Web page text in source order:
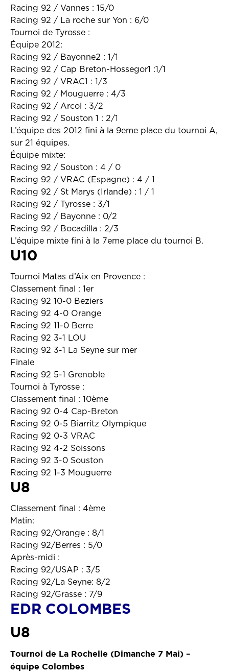
Racing 92 / Vannes : 15/0
Racing 92 / La roche sur Yon : 6/0
Tournoi de Tyrosse :
Équipe 2012:
Racing 92 / Bayonne2 : 1/1
Racing 92 / Cap Breton-Hossegor1 :1/1
Racing 92 / VRAC1 : 1/3
Racing 92 / Mouguerre : 4/3
Racing 92 / Arcol : 3/2
Racing 92 / Souston 1 : 2/1
L’équipe des 2012 fini à la 9eme place du tournoi A,
sur 21 équipes.
Équipe mixte:
Racing 92 / Souston : 4 / 0
Racing 92 / VRAC (Espagne) : 4 / 1
Racing 92 / St Marys (Irlande) : 1 / 1
Racing 92 / Tyrosse : 3/1
Racing 92 / Bayonne : 0/2
Racing 92 / Bocadilla : 2/3
L’équipe mixte fini à la 7eme place du tournoi B.
U10
Tournoi Matas d’Aix en Provence :
Classement final : 1er
Racing 92 10-0 Beziers
Racing 92 4-0 Orange
Racing 92 11-0 Berre
Racing 92 3-1 LOU
Racing 92 3-1 La Seyne sur mer
Finale
Racing 92 5-1 Grenoble
Tournoi à Tyrosse :
Classement final : 10ème
Racing 92 0-4 Cap-Breton
Racing 92 0-5 Biarritz Olympique
Racing 92 0-3 VRAC
Racing 92 4-2 Soissons
Racing 92 3-0 Souston
Racing 92 1-3 Mouguerre
U8
Classement final : 4ème
Matin:
Racing 92/Orange : 8/1
Racing 92/Berres : 5/0
Après-midi :
Racing 92/USAP : 3/5
Racing 92/La Seyne: 8/2
Racing 92/Grasse : 7/9
EDR COLOMBES
U8
Tournoi de La Rochelle (Dimanche 7 Mai) –
équipe Colombes